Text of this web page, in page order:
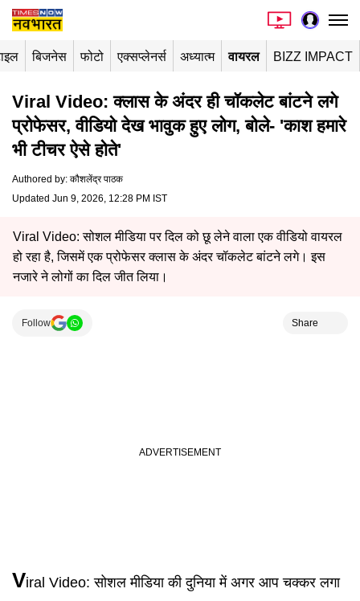
बिजनेस फोटो एक्सप्लेनर्स अध्यात्म वायरल BIZZ IMPACT
Viral Video: क्लास के अंदर ही चॉकलेट बांटने लगे
प्रोफेसर, वीडियो देख भावुक हुए लोग, बोले- 'काश हमारे
भी टीचर ऐसे होते'
Authored by: कौशलेंद्र पाठक
Updated Jun 9, 2026, 12:28 PM IST
Viral Video: सोशल मीडिया पर दिल को छू लेने वाला एक वीडियो वायरल
हो रहा है, जिसमें एक प्रोफेसर क्लास के अंदर चॉकलेट बांटने लगे। इस
नजारे ने लोगों का दिल जीत लिया।
Follow Share
Viral Video:सोशल मीडिया की दुनिया में अगर आप चक्कर लगा